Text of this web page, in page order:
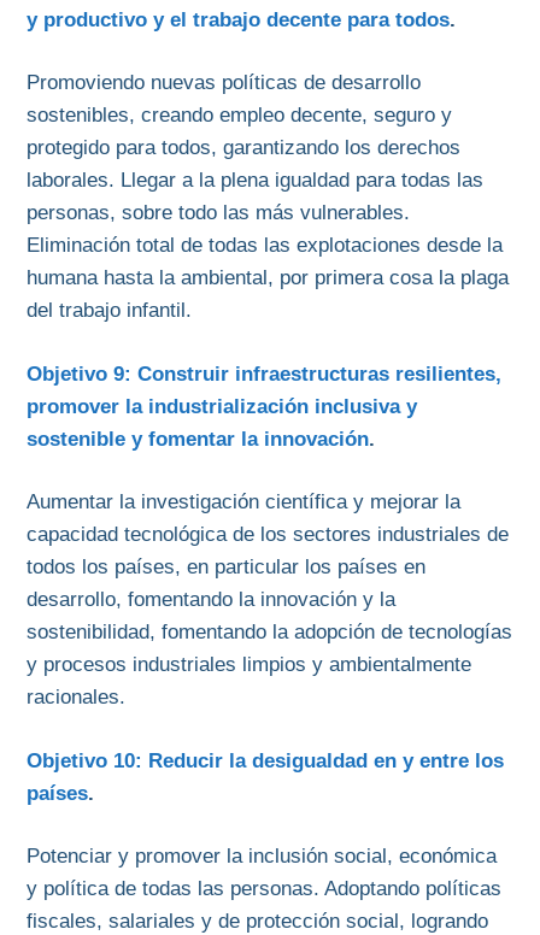
y productivo y el trabajo decente para todos.
Promoviendo nuevas políticas de desarrollo
sostenibles, creando empleo decente, seguro y
protegido para todos, garantizando los derechos
laborales. Llegar a la plena igualdad para todas las
personas, sobre todo las más vulnerables.
Eliminación total de todas las explotaciones desde la
humana hasta la ambiental, por primera cosa la plaga
del trabajo infantil.
Objetivo 9: Construir infraestructuras resilientes,
promover la industrialización inclusiva y
sostenible y fomentar la innovación.
Aumentar la investigación científica y mejorar la
capacidad tecnológica de los sectores industriales de
todos los países, en particular los países en
desarrollo, fomentando la innovación y la
sostenibilidad, fomentando la adopción de tecnologías
y procesos industriales limpios y ambientalmente
racionales.
Objetivo 10: Reducir la desigualdad en y entre los
países.
Potenciar y promover la inclusión social, económica
y política de todas las personas. Adoptando políticas
fiscales, salariales y de protección social, logrando